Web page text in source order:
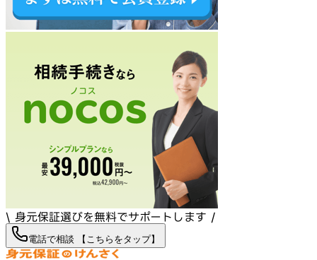
\ 身元保証選びを無料でサポートします /
電話で相談 【こちらをタップ】